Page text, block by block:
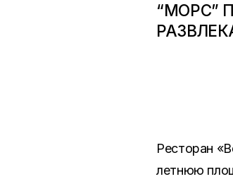
“МОРС”
Ресторан
летнюю